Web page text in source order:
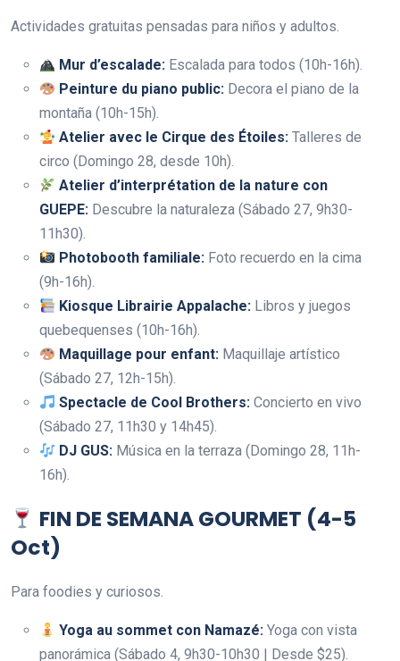
Actividades gratuitas pensadas para niños y adultos.
Mur d’escalade: Escalada para todos (10h-16h).
Peinture du piano public: Decora el piano de la
montaña (10h-15h).
Atelier avec le Cirque des Étoiles: Talleres de
circo (Domingo 28, desde 10h).
Atelier d’interprétation de la nature con
GUEPE: Descubre la naturaleza (Sábado 27, 9h30-
11h30).
Photobooth familiale: Foto recuerdo en la cima
(9h-16h).
Kiosque Librairie Appalache: Libros y juegos
quebequenses (10h-16h).
Maquillage pour enfant: Maquillaje artístico
(Sábado 27, 12h-15h).
Spectacle de Cool Brothers: Concierto en vivo
(Sábado 27, 11h30 y 14h45).
DJ GUS: Música en la terraza (Domingo 28, 11h-
16h).
FIN DE SEMANA GOURMET (4-5
Oct)
Para foodies y curiosos.
Yoga au sommet con Namazé: Yoga con vista
panorámica (Sábado 4, 9h30-10h30 | Desde $25).